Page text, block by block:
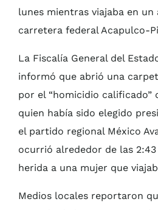
lunes mientras viajaba en
carretera federal Acapulco-
La Fiscalía General del
informó que abrió una
por el “homicidio calificado”
quien había sido elegido
el partido regional México
ocurrió alrededor de las
herida a una mujer que
Medios locales reportaron